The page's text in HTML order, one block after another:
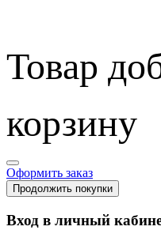
Товар
корзину
Оформить заказ
Продолжить покупки
Вход в личный